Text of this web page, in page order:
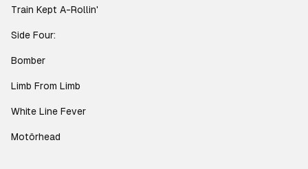
Train Kept A-Rollin'
Side Four:
Bomber
Limb From Limb
White Line Fever
Motörhead